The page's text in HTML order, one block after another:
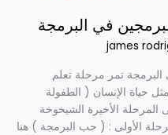
في البرمجة
james
البرمجة تمر مرحلة تعلم
حياة الإنسان ( الطفولة
المرحلة الأخيرة الشيخوخة
الأولى : ( حب البرمجة ) هنا